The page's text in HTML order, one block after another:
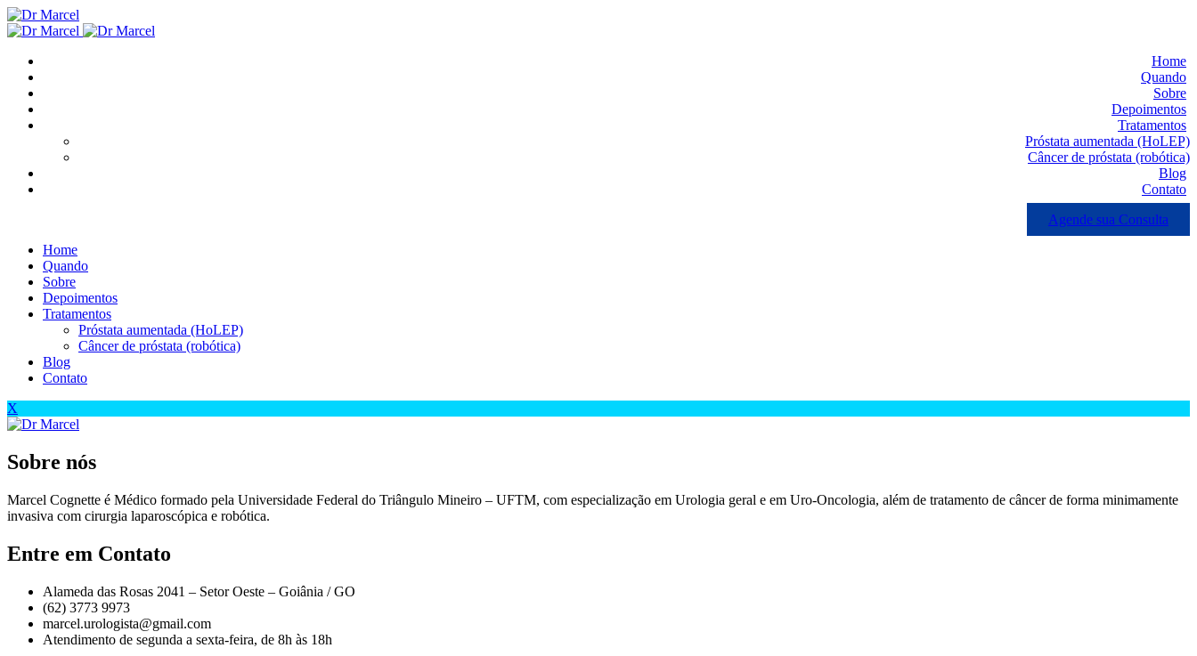
Home
Quando
Sobre
Depoimentos
Tratamentos
Próstata aumentada (HoLEP)
Câncer de próstata (robótica)
Blog
Contato
Agende sua Consulta
Home
Quando
Sobre
Depoimentos
Tratamentos
Próstata aumentada (HoLEP)
Câncer de próstata (robótica)
Blog
Contato
X
Sobre nós
Marcel Cognette é Médico formado pela Universidade Federal do Triângulo Mineiro – UFTM, com especialização em Urologia geral e em Uro-Oncologia, além de tratamento de câncer de forma minimamente
invasiva com cirurgia laparoscópica e robótica.
Entre em Contato
Alameda das Rosas 2041 – Setor Oeste – Goiânia / GO
(62) 3773 9973
marcel.urologista@gmail.com
Atendimento de segunda a sexta-feira, de 8h às 18h